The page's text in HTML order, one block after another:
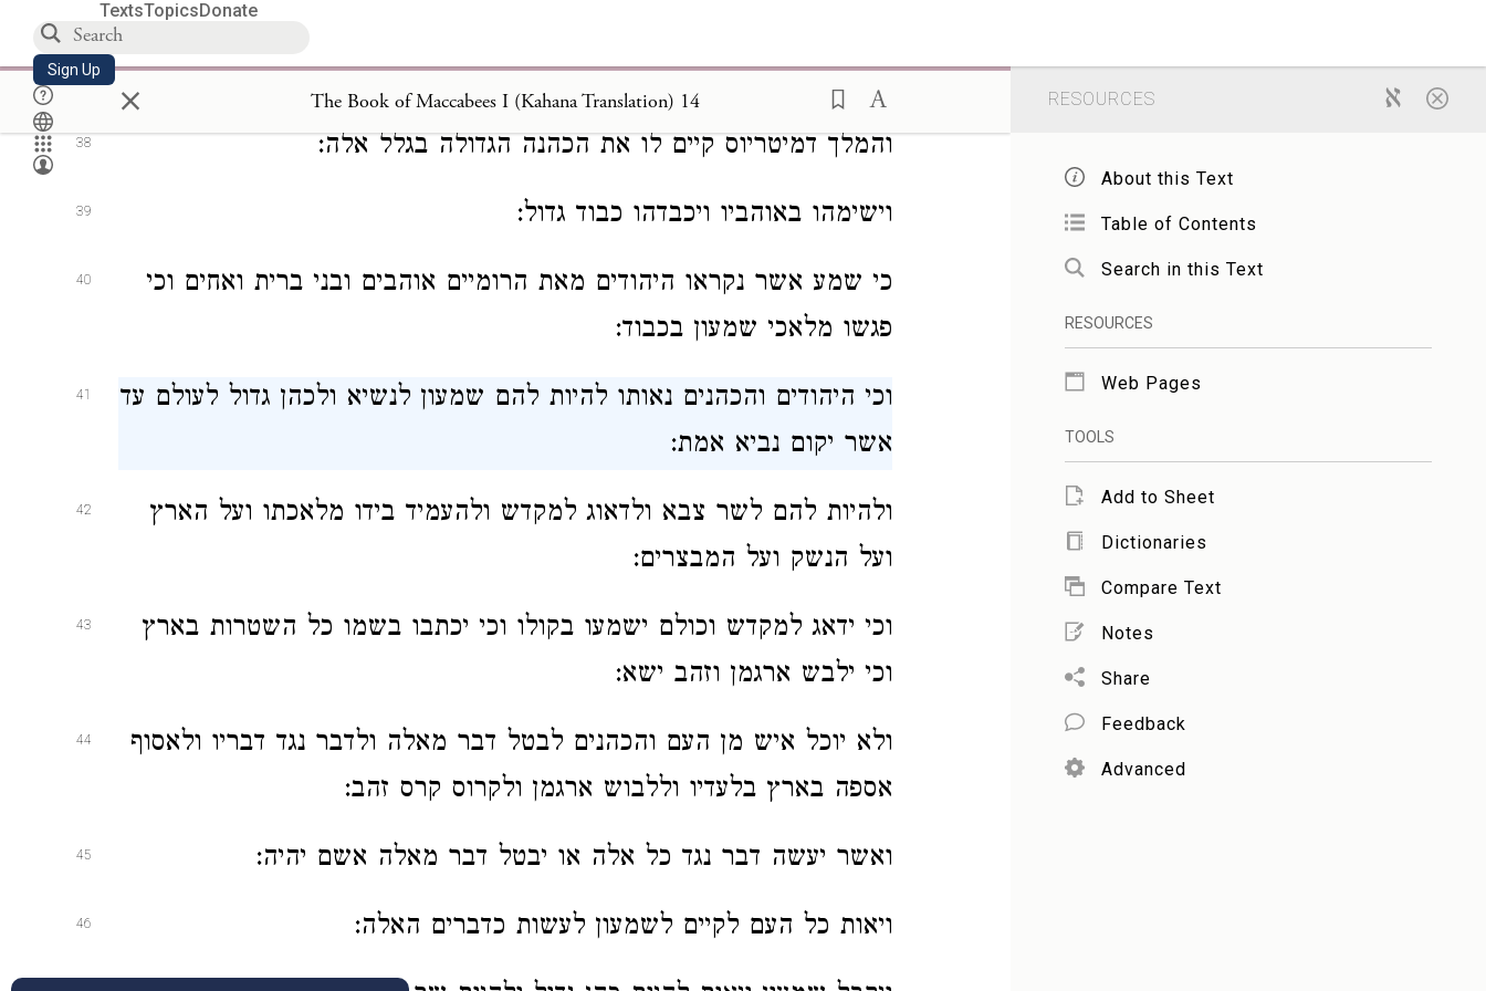
TextsTopicsDonate
Sign Up × The Book of Maccabees I (Kahana Translation) 14
37
ירושלים:
38 והמלך דמיטריוס קיים לו את הכהנה הגדולה בגלל אלה:
39 וישימהו באוהביו ויכבדהו כבוד גדול:
40
כי שמע אשר נקראו היהודים מאת הרומיים אוהבים ובני ברית ואחים וכי
פגשו מלאכי שמעון בכבוד:
41
וכי היהודים והכהנים נאותו להיות להם שמעון לנשיא ולכהן גדול לעולם עד
אשר יקום נביא אמת:
42
ולהיות להם לשר צבא ולדאוג למקדש ולהעמיד בידו מלאכתו ועל הארץ
ועל הנשק ועל המבצרים:
43
וכי ידאג למקדש וכולם ישמעו בקולו וכי יכתבו בשמו כל השטרות בארץ
וכי ילבש ארגמן וזהב ישא:
44
ולא יוכל איש מן העם והכהנים לבטל דבר מאלה ולדבר נגד דבריו ולאסוף
אספה בארץ בלעדיו וללבוש ארגמן ולקרוס קרס זהב:
45 ואשר יעשה דבר נגד כל אלה או יבטל דבר מאלה אשם יהיה:
46 ויאות כל העם לקיים לשמעון לעשות כדברים האלה:
RESOURCES
About this Text
Table of Contents
Search in this Text
RESOURCES
Web Pages
TOOLS
Add to Sheet
Dictionaries
Compare Text
Notes
Share
Feedback
Advanced